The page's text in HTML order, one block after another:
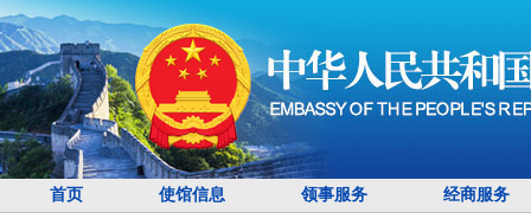
首页 使馆信息 领事服务 经商服务